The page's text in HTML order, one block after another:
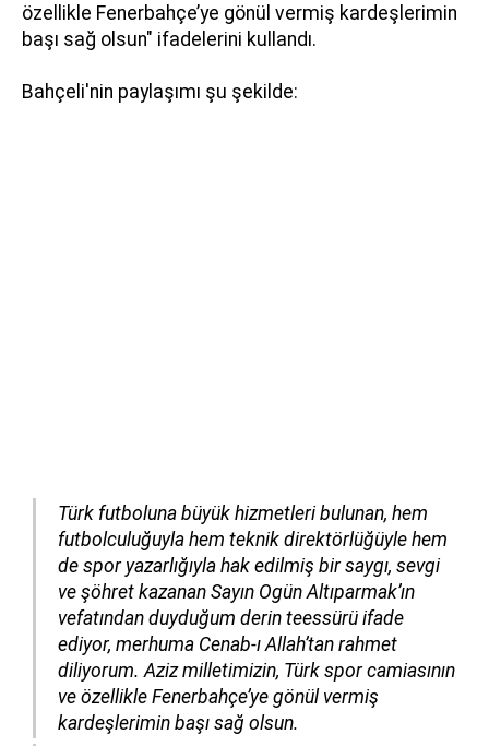
özellikle Fenerbahçe’ye gönül vermiş kardeşlerimin
başı sağ olsun" ifadelerini kullandı.
Bahçeli'nin paylaşımı şu şekilde:
Türk futboluna büyük hizmetleri bulunan, hem
futbolculuğuyla hem teknik direktörlüğüyle hem
de spor yazarlığıyla hak edilmiş bir saygı, sevgi
ve şöhret kazanan Sayın Ogün Altıparmak’ın
vefatından duyduğum derin teessürü ifade
ediyor, merhuma Cenab-ı Allah’tan rahmet
diliyorum. Aziz milletimizin, Türk spor camiasının
ve özellikle Fenerbahçe’ye gönül vermiş
kardeşlerimin başı sağ olsun.